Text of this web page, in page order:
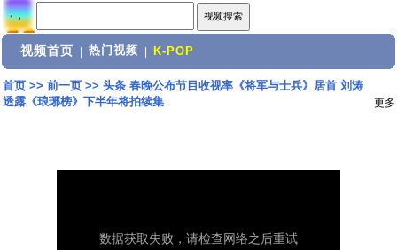
视频首页 热门视频 K-POP
首页>> 前一页>> 头条 春晚公布节目收视率《将军与士兵》居首 刘涛
透露《琅琊榜》下半年将拍续集
更多